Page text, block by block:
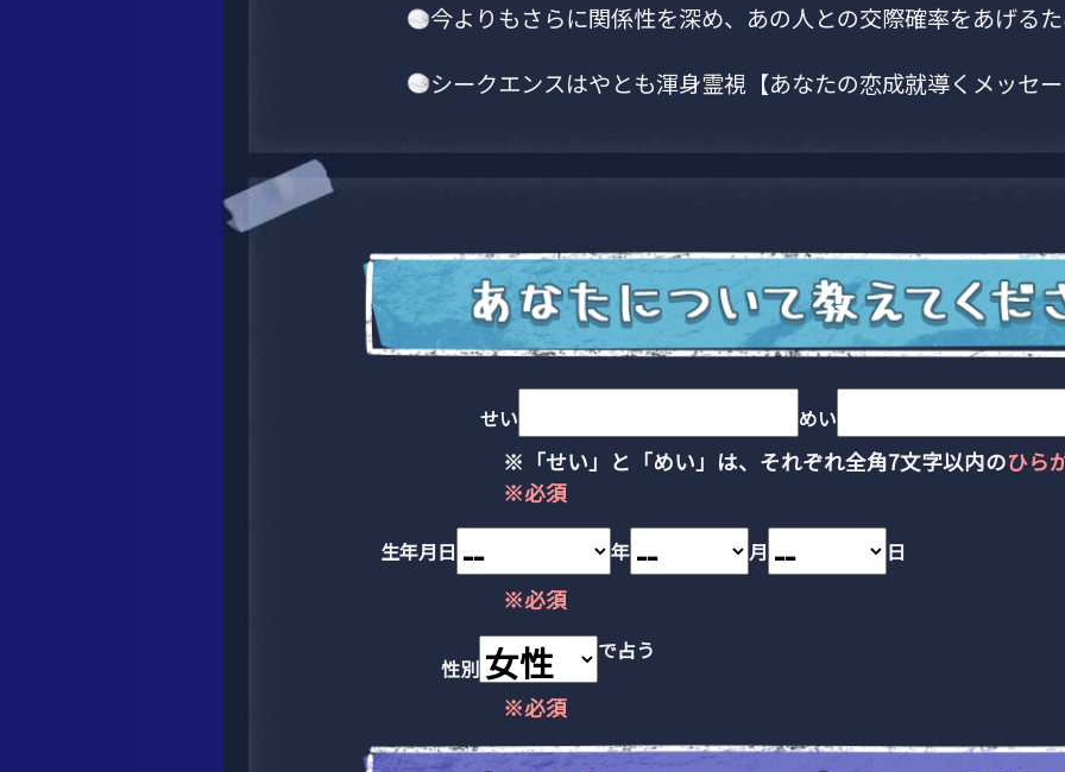
今よりもさらに関係性を深め、あの人との交際確率をあげる
シークエンスはやとも渾身霊視【あなたの恋成就導くメッセ
せい めい
※「せい」と「めい」は、それぞれ全角7文字以内のひら
※必須
生年月日 年 月 日
※必須
性別
で占う
※必須